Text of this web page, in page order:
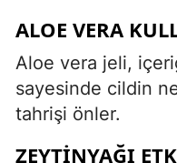
ALOE VERA
Aloe vera jeli,
sayesinde cildin
tahrişi önler.
ZEYTINYAĞI